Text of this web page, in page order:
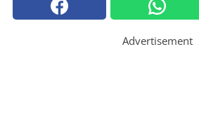
Advertisement